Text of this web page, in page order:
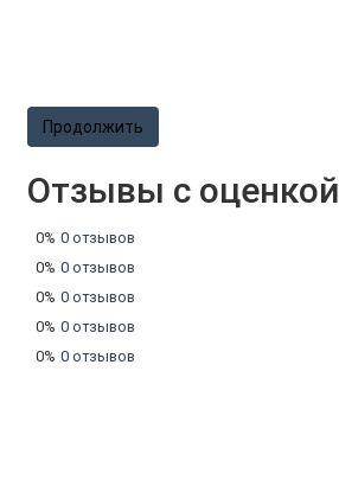
Продолжить
Отзывы с оценкой
0% 0 отзывов
0% 0 отзывов
0% 0 отзывов
0% 0 отзывов
0% 0 отзывов